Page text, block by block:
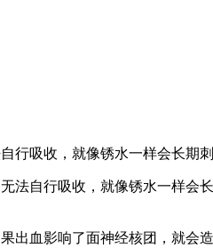
行吸收，就像锈水一样会长期
自行吸收，就像锈水一样会
血影响了面神经核团，就会